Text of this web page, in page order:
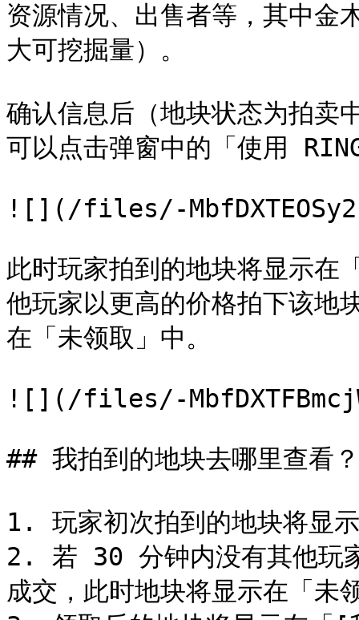
资源情况、出售者等，其中金
大可挖掘量）。
确认信息后（地块状态为拍卖
可以点击弹窗中的「使用
![](/files/-
此时玩家拍到的地块将显示
他玩家以更高的价格拍下该地
在「未领取」中。
![](/files/-
## 我拍到的地块去哪里查看？
1. 玩家初次拍到的地块将显
2. 若 30 分钟内没有其他玩
成交，此时地块将显示在「未